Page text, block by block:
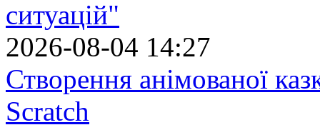
ситуацій"
2026-08-04 14:27
Створення анімованої
Scratch